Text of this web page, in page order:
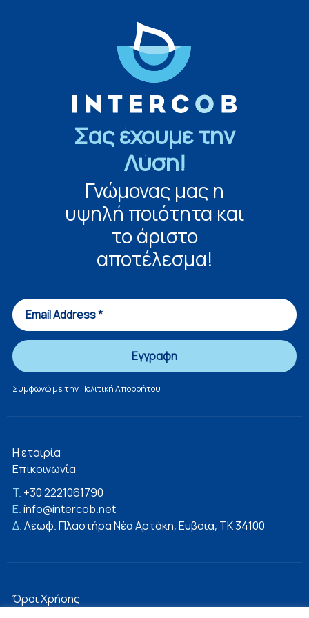
Σας έχουμε την
Λύση!
Γνώμονας μας η
υψηλή ποιότητα και
το άριστο
αποτέλεσμα!
Συμφωνώ με τηνΠολιτική Απορρήτου
Η εταιρία
Επικοινωνία
T. +30 2221061790
E.info@intercob.net
Δ.Λεωφ. Πλαστήρα Νέα Αρτάκη, Εύβοια, ΤΚ 34100
Όροι Χρήσης